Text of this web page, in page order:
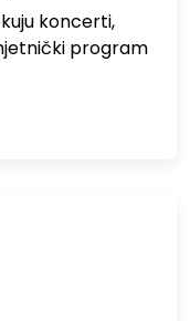
koncerti,
program